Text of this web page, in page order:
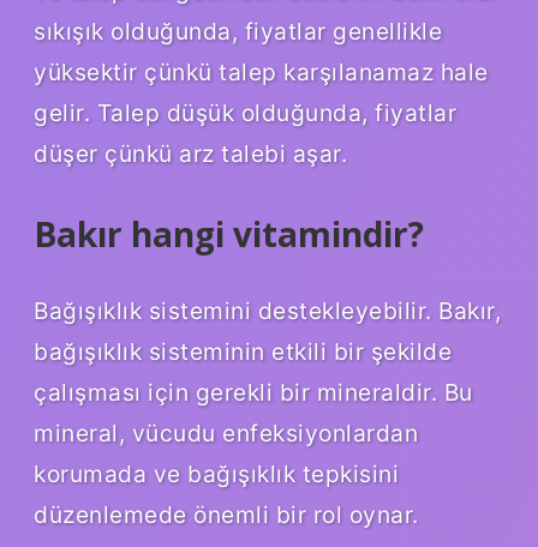
sıkışık olduğunda, fiyatlar genellikle
yüksektir çünkü talep karşılanamaz hale
gelir. Talep düşük olduğunda, fiyatlar
düşer çünkü arz talebi aşar.
Bakır hangi vitamindir?
Bağışıklık sistemini destekleyebilir. Bakır,
bağışıklık sisteminin etkili bir şekilde
çalışması için gerekli bir mineraldir. Bu
mineral, vücudu enfeksiyonlardan
korumada ve bağışıklık tepkisini
düzenlemede önemli bir rol oynar.